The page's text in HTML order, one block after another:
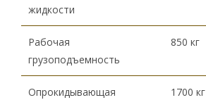
жидкости
Рабочая
грузоподъемность
850 кг
Опрокидывающая
1700 кг